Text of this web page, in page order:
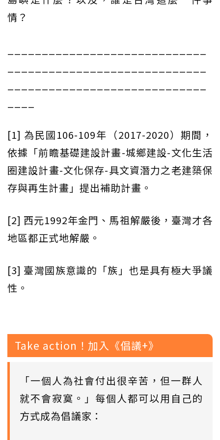
情？
[1] 為民國106-109年（2017-2020）期間，
依據「前瞻基礎建設計畫-城鄉建設-文化生活
圈建設計畫-文化保存-具文資潛力之老建築保
存與再生計畫」提出補助計畫。
[2] 西元1992年金門、馬祖解嚴後，臺灣才各
地區都正式地解嚴。
[3] 臺灣國族意識的「族」也是具有極大爭議
性。
Take action！加入《倡議+》
「一個人為社會付出很辛苦，但一群人
就不會寂寞。」每個人都可以用自己的
方式成為倡議家：